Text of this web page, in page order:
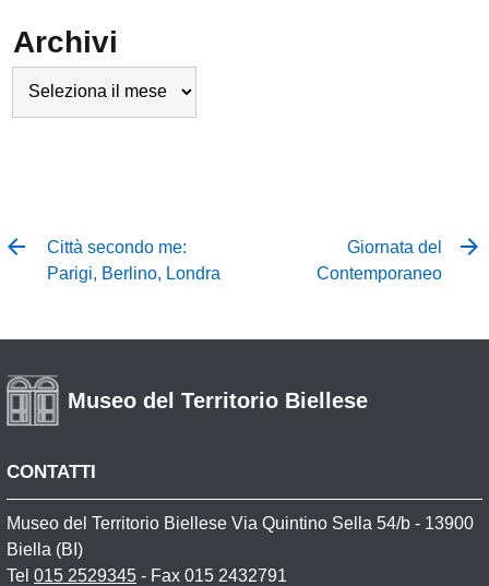
Archivi
Città secondo me:
Parigi, Berlino, Londra
Giornata del
Contemporaneo
Museo del Territorio Biellese
CONTATTI
Museo del Territorio Biellese Via Quintino Sella 54/b - 13900
Biella (BI)
Tel 015 2529345 - Fax 015 2432791